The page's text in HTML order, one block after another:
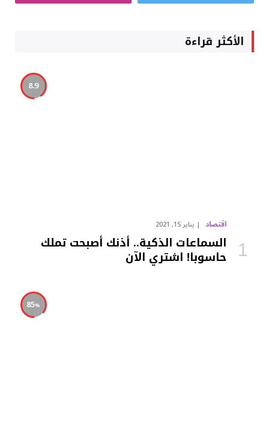
الأكثر قراءة
8.9
اقتصاد يناير 15, 2021
السماعات الذكية.. أذنك أصبحت تملك
حاسوبا! اشتري الآن
85